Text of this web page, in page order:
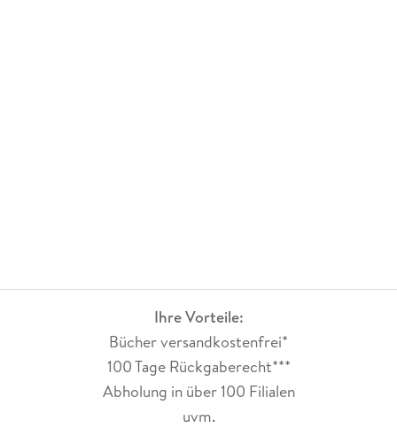
Ihre Vorteile:
Bücher versandkostenfrei*
100 Tage Rückgaberecht***
Abholung in über 100 Filialen
uvm.